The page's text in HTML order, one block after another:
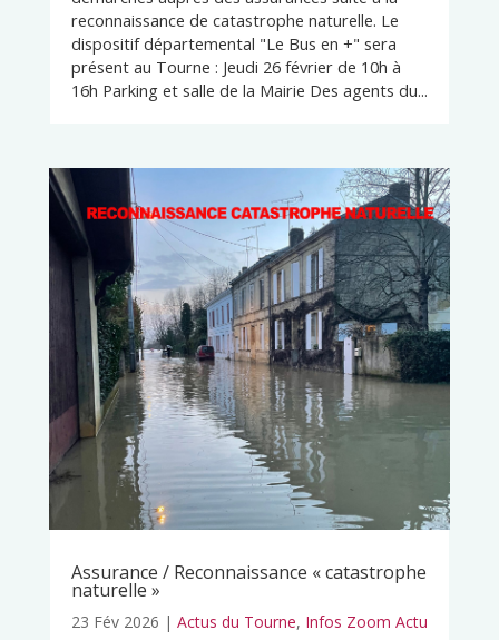
reconnaissance de catastrophe naturelle. Le
dispositif départemental "Le Bus en +" sera
présent au Tourne : Jeudi 26 février de 10h à
16h Parking et salle de la Mairie Des agents du...
Assurance / Reconnaissance « catastrophe
naturelle »
23 Fév 2026 | Actus du Tourne, Infos Zoom Actu